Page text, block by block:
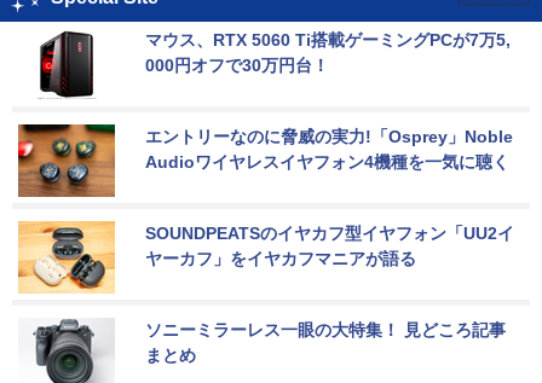
マウス、RTX 5060 Ti搭載ゲーミングPCが7万5,
000円オフで30万円台！
エントリーなのに脅威の実力!「Osprey」Noble
Audioワイヤレスイヤフォン4機種を一気に聴く
SOUNDPEATSのイヤカフ型イヤフォン「UU2イ
ヤーカフ」をイヤカフマニアが語る
ソニーミラーレス一眼の大特集！ 見どころ記事
まとめ